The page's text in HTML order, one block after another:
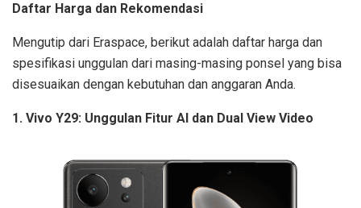
Daftar Harga dan Rekomendasi
Mengutip dari Eraspace, berikut adalah daftar harga dan
spesifikasi unggulan dari masing-masing ponsel yang bisa
disesuaikan dengan kebutuhan dan anggaran Anda.
1. Vivo Y29: Unggulan Fitur AI dan Dual View Video